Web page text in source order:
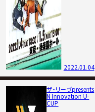
2022.01.04
ザ・リーヴpresents
N Innovation U-
CUP